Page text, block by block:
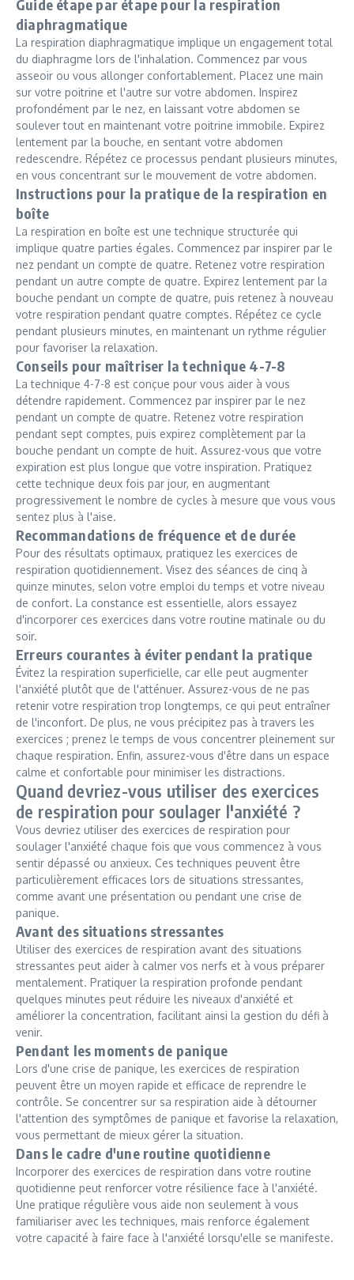
Guide étape par étape pour la respiration
diaphragmatique
La respiration diaphragmatique implique un engagement total
du diaphragme lors de l'inhalation. Commencez par vous
asseoir ou vous allonger confortablement. Placez une main
sur votre poitrine et l'autre sur votre abdomen. Inspirez
profondément par le nez, en laissant votre abdomen se
soulever tout en maintenant votre poitrine immobile. Expirez
lentement par la bouche, en sentant votre abdomen
redescendre. Répétez ce processus pendant plusieurs minutes,
en vous concentrant sur le mouvement de votre abdomen.
Instructions pour la pratique de la respiration en
boîte
La respiration en boîte est une technique structurée qui
implique quatre parties égales. Commencez par inspirer par le
nez pendant un compte de quatre. Retenez votre respiration
pendant un autre compte de quatre. Expirez lentement par la
bouche pendant un compte de quatre, puis retenez à nouveau
votre respiration pendant quatre comptes. Répétez ce cycle
pendant plusieurs minutes, en maintenant un rythme régulier
pour favoriser la relaxation.
Conseils pour maîtriser la technique 4-7-8
La technique 4-7-8 est conçue pour vous aider à vous
détendre rapidement. Commencez par inspirer par le nez
pendant un compte de quatre. Retenez votre respiration
pendant sept comptes, puis expirez complètement par la
bouche pendant un compte de huit. Assurez-vous que votre
expiration est plus longue que votre inspiration. Pratiquez
cette technique deux fois par jour, en augmentant
progressivement le nombre de cycles à mesure que vous vous
sentez plus à l'aise.
Recommandations de fréquence et de durée
Pour des résultats optimaux, pratiquez les exercices de
respiration quotidiennement. Visez des séances de cinq à
quinze minutes, selon votre emploi du temps et votre niveau
de confort. La constance est essentielle, alors essayez
d'incorporer ces exercices dans votre routine matinale ou du
soir.
Erreurs courantes à éviter pendant la pratique
Évitez la respiration superficielle, car elle peut augmenter
l'anxiété plutôt que de l'atténuer. Assurez-vous de ne pas
retenir votre respiration trop longtemps, ce qui peut entraîner
de l'inconfort. De plus, ne vous précipitez pas à travers les
exercices ; prenez le temps de vous concentrer pleinement sur
chaque respiration. Enfin, assurez-vous d'être dans un espace
calme et confortable pour minimiser les distractions.
Quand devriez-vous utiliser des exercices
de respiration pour soulager l'anxiété ?
Vous devriez utiliser des exercices de respiration pour
soulager l'anxiété chaque fois que vous commencez à vous
sentir dépassé ou anxieux. Ces techniques peuvent être
particulièrement efficaces lors de situations stressantes,
comme avant une présentation ou pendant une crise de
panique.
Avant des situations stressantes
Utiliser des exercices de respiration avant des situations
stressantes peut aider à calmer vos nerfs et à vous préparer
mentalement. Pratiquer la respiration profonde pendant
quelques minutes peut réduire les niveaux d'anxiété et
améliorer la concentration, facilitant ainsi la gestion du défi à
venir.
Pendant les moments de panique
Lors d'une crise de panique, les exercices de respiration
peuvent être un moyen rapide et efficace de reprendre le
contrôle. Se concentrer sur sa respiration aide à détourner
l'attention des symptômes de panique et favorise la relaxation,
vous permettant de mieux gérer la situation.
Dans le cadre d'une routine quotidienne
Incorporer des exercices de respiration dans votre routine
quotidienne peut renforcer votre résilience face à l'anxiété.
Une pratique régulière vous aide non seulement à vous
familiariser avec les techniques, mais renforce également
votre capacité à faire face à l'anxiété lorsqu'elle se manifeste.